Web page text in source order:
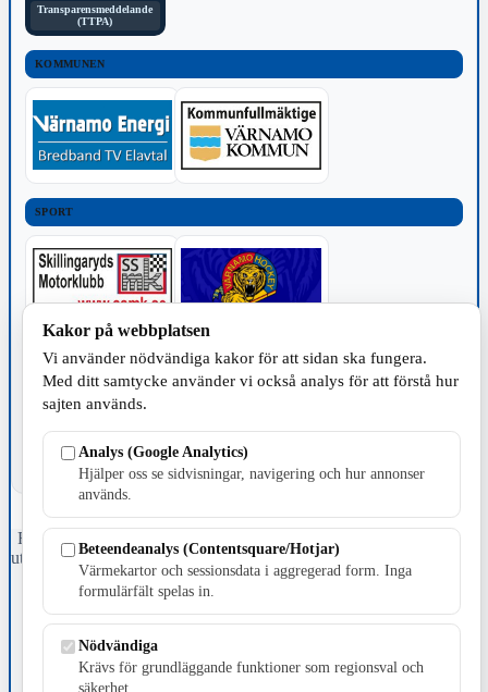
Transparensmeddelande
(TTPA)
KOMMUNEN
SPORT
TILLVERKNING
Fristående webbtidningsföretag grundat 1991 som sedan 2002 ger
ut tidningen Skillingaryd.nu och 2010 lanserades Värnamo.nu. Från
april 2026 omfattar Skillingaryd.nu tre kommuner: Gnosjö,
Värnamo och Vaggeryds kommun.
E-post: redaktionen@skillingaryd.nu
Postadress: Gisslaköp 1, 568 92 Skillingaryd
Kakor på webbplatsen
Vi använder nödvändiga kakor för att sidan ska fungera.
Med ditt samtycke använder vi också analys för att förstå hur
sajten används.
Analys (Google Analytics)
Hjälper oss se sidvisningar, navigering och hur annonser
används.
Beteendeanalys (Contentsquare/Hotjar)
Värmekartor och sessionsdata i aggregerad form. Inga
formulärfält spelas in.
Nödvändiga
Krävs för grundläggande funktioner som regionsval och
säkerhet.